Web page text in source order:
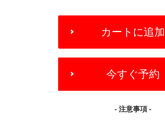
OPTIONS
カートに追加
今すぐ予約
- 注意事項 -